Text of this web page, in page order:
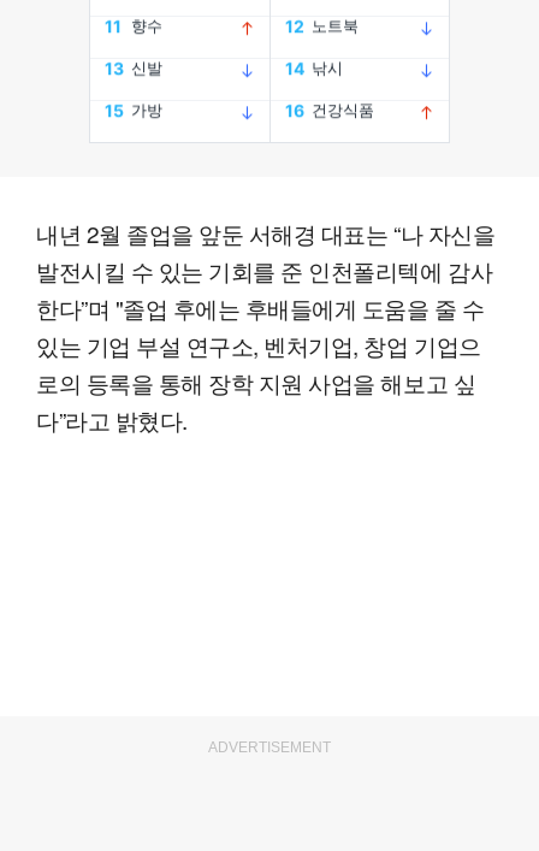
내년 2월 졸업을 앞둔 서해경 대표는 “나 자신을
발전시킬 수 있는 기회를 준 인천폴리텍에 감사
한다”며 "졸업 후에는 후배들에게 도움을 줄 수
있는 기업 부설 연구소, 벤처기업, 창업 기업으
로의 등록을 통해 장학 지원 사업을 해보고 싶
다”라고 밝혔다.
ADVERTISEMENT